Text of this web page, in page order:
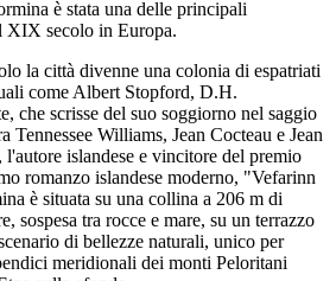
è stata una delle principali
XIX secolo in Europa.
la città divenne una colonia di espatriati
come Albert Stopford, D.H.
che scrisse del suo soggiorno nel saggio
Tennessee Williams, Jean Cocteau e Jean
islandese e vincitore del premio
romanzo islandese moderno, "Vefarinn
è situata su una collina a 206 m di
sospesa tra rocce e mare, su un terrazzo
di bellezze naturali, unico per
meridionali dei monti Peloritani